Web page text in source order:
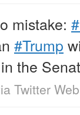
mistake:
#Trump
the
Twitter